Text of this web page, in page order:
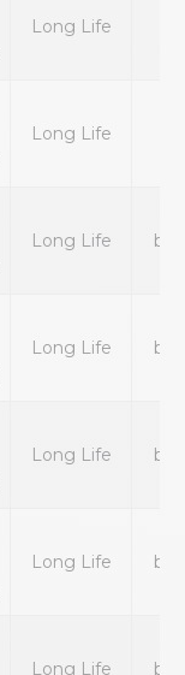
Long Life
Long Life
Long Life
Long Life
Long Life
Long Life
Long Life